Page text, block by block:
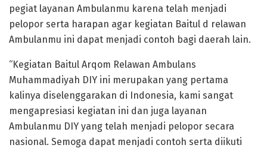
pegiat layanan Ambulanmu karena telah menjadi
pelopor serta harapan agar kegiatan Baitul d relawan
Ambulanmu ini dapat menjadi contoh bagi daerah lain.
“Kegiatan Baitul Arqom Relawan Ambulans
Muhammadiyah DIY ini merupakan yang pertama
kalinya diselenggarakan di Indonesia, kami sangat
mengapresiasi kegiatan ini dan juga layanan
Ambulanmu DIY yang telah menjadi pelopor secara
nasional. Semoga dapat menjadi contoh serta diikuti